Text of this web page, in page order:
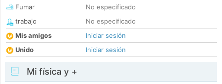
Fumar
No especificado
trabajo
No especificado
Mis amigos
Iniciar sesión
Unido
Iniciar sesión
Mi física y +